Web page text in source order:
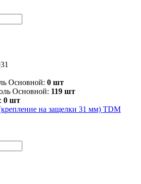
Основной: 0 шт
Основной: 119 шт
0 шт
на защелки 31 мм) TDM